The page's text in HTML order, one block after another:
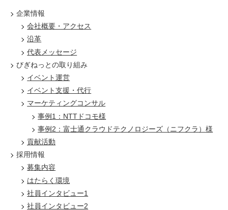
企業情報
会社概要・アクセス
沿革
代表メッセージ
びぎねっとの取り組み
イベント運営
イベント支援・代行
マーケティングコンサル
事例1：NTTドコモ様
事例2：富士通クラウドテクノロジーズ（ニフクラ）様
貢献活動
採用情報
募集内容
はたらく環境
社員インタビュー1
社員インタビュー2